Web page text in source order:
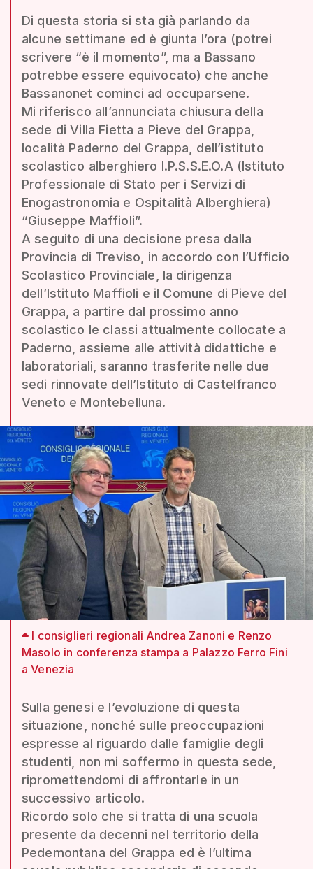
Di questa storia si sta già parlando da
alcune settimane ed è giunta l’ora (potrei
scrivere “è il momento”, ma a Bassano
potrebbe essere equivocato) che anche
Bassanonet cominci ad occuparsene.
Mi riferisco all’annunciata chiusura della
sede di Villa Fietta a Pieve del Grappa,
località Paderno del Grappa, dell’istituto
scolastico alberghiero I.P.S.S.E.O.A (Istituto
Professionale di Stato per i Servizi di
Enogastronomia e Ospitalità Alberghiera)
“Giuseppe Maffioli”.
A seguito di una decisione presa dalla
Provincia di Treviso, in accordo con l’Ufficio
Scolastico Provinciale, la dirigenza
dell’Istituto Maffioli e il Comune di Pieve del
Grappa, a partire dal prossimo anno
scolastico le classi attualmente collocate a
Paderno, assieme alle attività didattiche e
laboratoriali, saranno trasferite nelle due
sedi rinnovate dell’Istituto di Castelfranco
Veneto e Montebelluna.
I consiglieri regionali Andrea Zanoni e Renzo
Masolo in conferenza stampa a Palazzo Ferro Fini
a Venezia
Sulla genesi e l’evoluzione di questa
situazione, nonché sulle preoccupazioni
espresse al riguardo dalle famiglie degli
studenti, non mi soffermo in questa sede,
ripromettendomi di affrontarle in un
successivo articolo.
Ricordo solo che si tratta di una scuola
presente da decenni nel territorio della
Pedemontana del Grappa ed è l’ultima